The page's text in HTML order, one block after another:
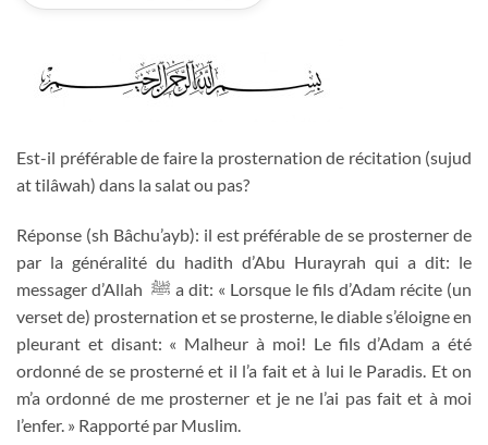
Est-il préférable de faire la prosternation de récitation (sujud
at tilâwah) dans la salat ou pas?
Réponse (sh Bâchu’ayb): il est préférable de se prosterner de
par la généralité du hadith d’Abu Hurayrah qui a dit: le
messager d’Allah ﷺ a dit: « Lorsque le fils d’Adam récite (un
verset de) prosternation et se prosterne, le diable s’éloigne en
pleurant et disant: « Malheur à moi! Le fils d’Adam a été
ordonné de se prosterné et il l’a fait et à lui le Paradis. Et on
m’a ordonné de me prosterner et je ne l’ai pas fait et à moi
l’enfer. » Rapporté par Muslim.